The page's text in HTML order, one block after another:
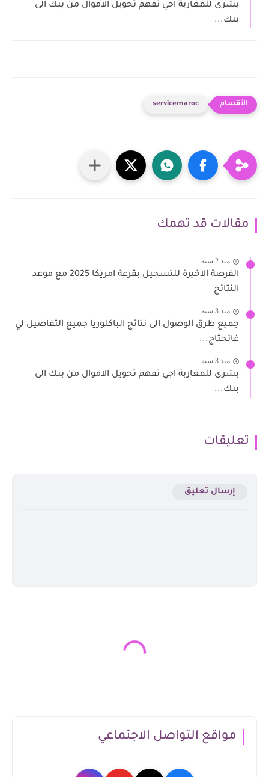
بشرى للمغاربة اجي تفهم تحويل الاموال من بنك الى
بنك...
servicemaroc
مقالات قد تهمك
منذ 2 سنة
الفرصة الاخيرة للتسجيل بقرعة امريكا 2025 مع موعد
النتائج
منذ 3 سنة
جميع طرق الوصول الى نتائج الباكلوريا جميع التفاصيل لي
غاتحتاج...
منذ 3 سنة
بشرى للمغاربة اجي تفهم تحويل الاموال من بنك الى
بنك...
تعليقات
إرسال تعليق
مواقع التواصل الاجتماعي